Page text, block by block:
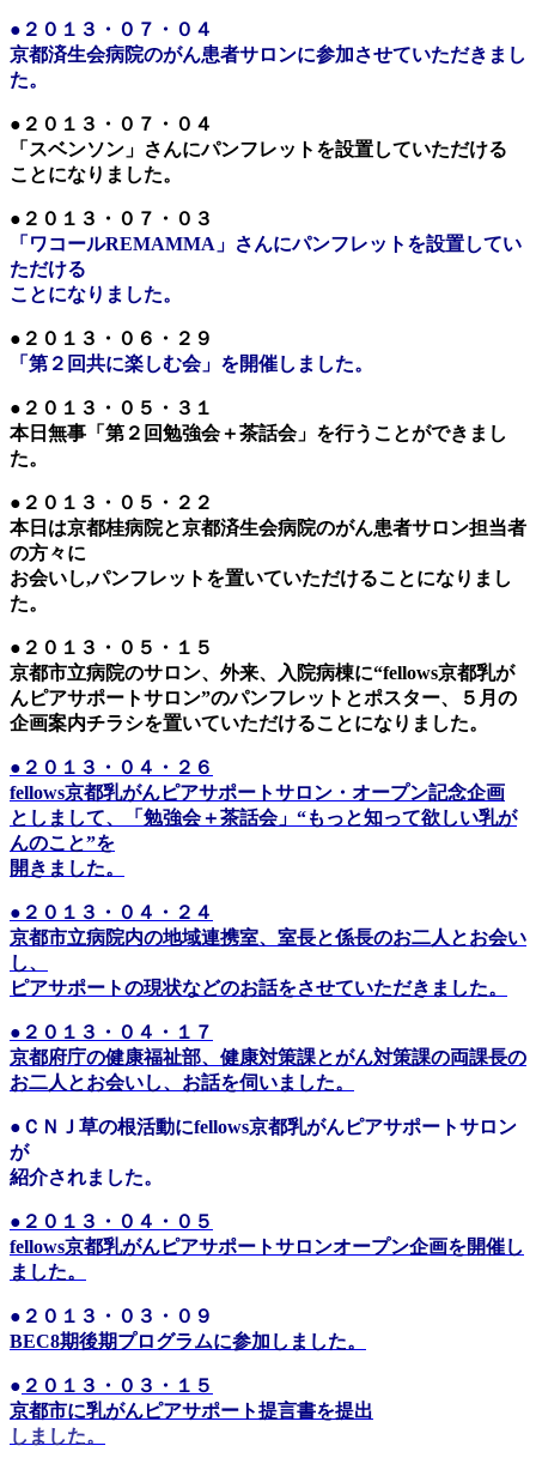
●２０１３・０７・０４
京都済生会病院のがん患者サロンに参加させていただきまし
た。
●２０１３・０７・０４
「スベンソン」さんにパンフレットを設置していただける
ことになりました。
●２０１３・０７・０３
「ワコールREMAMMA」さんにパンフレットを設置してい
ただける
ことになりました。
●２０１３・０６・２９
「第２回共に楽しむ会」を開催しました。
●２０１３・０５・３１
本日無事「第２回勉強会＋茶話会」を行うことができまし
た。
●２０１３・０５・２２
本日は京都桂病院と京都済生会病院のがん患者サロン担当者
の方々に
お会いし,パンフレットを置いていただけることになりまし
た。
●２０１３・０５・１５
京都市立病院のサロン、外来、入院病棟に“fellows京都乳が
んピアサポートサロン”のパンフレットとポスター、５月の
企画案内チラシを置いていただけることになりました。
●２０１３・０４・２６
fellows京都乳がんピアサポートサロン・オープン記念企画
としまして、「勉強会＋茶話会」“もっと知って欲しい乳が
んのこと”を
開きました。
●２０１３・０４・２４
京都市立病院内の地域連携室、室長と係長のお二人とお会い
し、
ピアサポートの現状などのお話をさせていただきました。
●２０１３・０４・１７
京都府庁の健康福祉部、健康対策課とがん対策課の両課長の
お二人とお会いし、お話を伺いました。
●ＣＮＪ草の根活動にfellows京都乳がんピアサポートサロン
が
紹介されました。
●２０１３・０４・０５
fellows京都乳がんピアサポートサロンオープン企画を開催し
ました。
● ２０１３・０３・０９
BEC8期後期プログラムに参加しました。
● ２０１３・０３・１５
京都市に乳がんピアサポート提言書を提出
しました。